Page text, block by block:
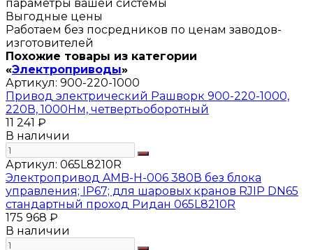
параметры вашей системы
Выгодные цены
Работаем без посредников по ценам заводов-
изготовителей
Похожие товары из категории
«Электроприводы»
Артикул: 900-220-1000
Привод электрический Рашворк 900-220-1000,
220В, 1000Нм, четвертьоборотный
11 241 ₽
В наличии
Артикул: 065L8210R
Электропривод AMB-H-006 380В без блока
управления; IP67; для шаровых кранов RJIP DN65
стандартный проход Ридан 065L8210R
175 968 ₽
В наличии